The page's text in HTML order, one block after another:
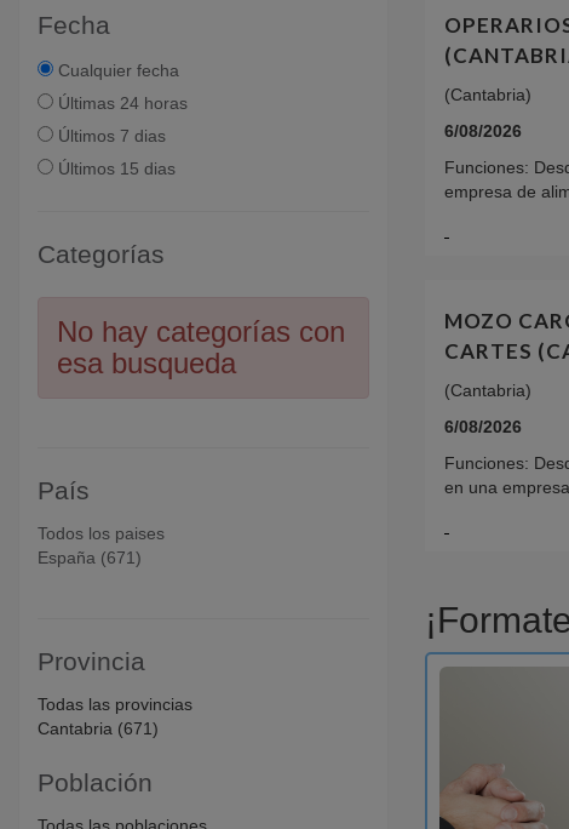
Fecha
Cualquier fecha
Últimas 24 horas
Últimos 7 dias
Últimos 15 dias
Categorías
No hay categorías con
esa busqueda
País
Todos los paises
España (671)
Provincia
Todas las provincias
Cantabria (671)
Población
Todas las poblaciones
(Cantabria)
6/08/2026
Funciones:
empresa de
MOZO
CARTES
(Cantabria)
6/08/2026
Funciones:
en una